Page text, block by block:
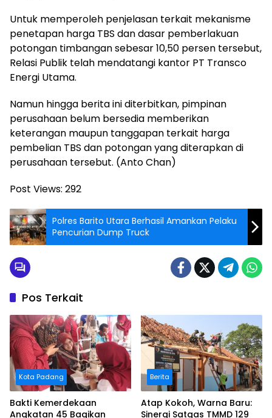
Untuk memperoleh penjelasan terkait mekanisme
penetapan harga TBS dan dasar pemberlakuan
potongan timbangan sebesar 10,50 persen tersebut,
Relasi Publik telah mendatangi kantor PT Transco
Energi Utama.
Namun hingga berita ini diterbitkan, pimpinan
perusahaan belum bersedia memberikan
keterangan maupun tanggapan terkait harga
pembelian TBS dan potongan yang diterapkan di
perusahaan tersebut. (Anto Chan)
Post Views: 292
Polres Barito Utara Berhasil Amankan Pelaku
Pencurian Dump Truck
Pos Terkait
Kota Padang
Bakti Kemerdekaan
Angkatan 45 Bagikan
Berita
Atap Kokoh, Warna Baru:
Sinergi Satgas TMMD 129